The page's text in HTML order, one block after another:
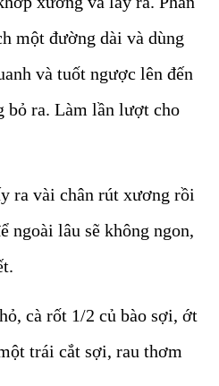
một đường dài và dùng
và tuốt ngược lên đến
bỏ ra. Làm lần lượt cho
ra vài chân rút xương rồi
ngoài lâu sẽ không ngon,
cà rốt 1/2 củ bào sợi, ớt
trái cắt sợi, rau thơm